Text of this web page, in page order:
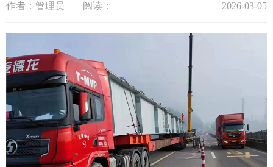
作者：管理员 阅读： 2026-03-05